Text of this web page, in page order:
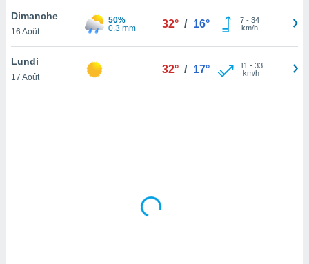
votre
à
en
le
Dimanche
16 Août
50%
0.3 mm
32° / 16° 7- 34
km/h
Lundi
17 Août
32° / 17° 11 - 33
km/h